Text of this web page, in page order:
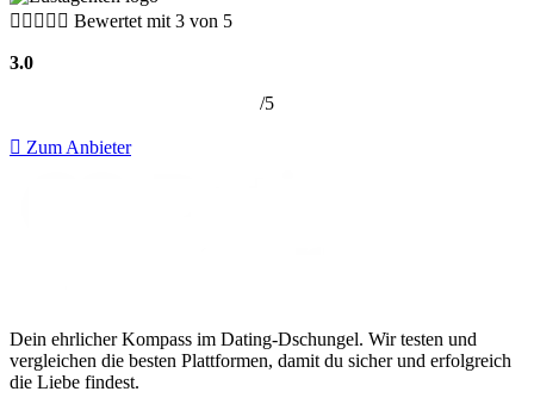
     Bewertet mit 3 von 5
3.0
/5
Zum Anbieter
Dein ehrlicher Kompass im Dating-Dschungel. Wir testen und
vergleichen die besten Plattformen, damit du sicher und erfolgreich
die Liebe findest.